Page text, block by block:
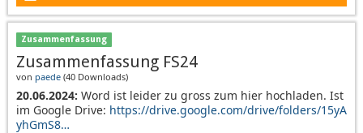
Zusammenfassung
Zusammenfassung FS24
von paede (40 Downloads)
20.06.2024: Word ist leider zu gross zum hier hochladen. Ist
im Google Drive: https://drive.google.com/drive/folders/15yA
yhGmS8…